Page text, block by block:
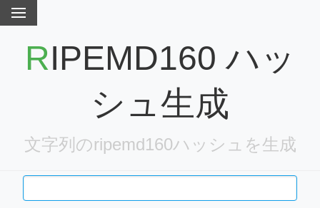
RIPEMD160 ハッ
シュ生成
文字列のripemd160ハッシュを生成